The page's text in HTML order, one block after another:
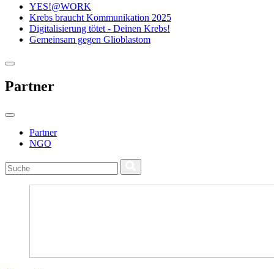
YES!@WORK
Krebs braucht Kommunikation 2025
Digitalisierung tötet - Deinen Krebs!
Gemeinsam gegen Glioblastom
Partner
Partner
NGO